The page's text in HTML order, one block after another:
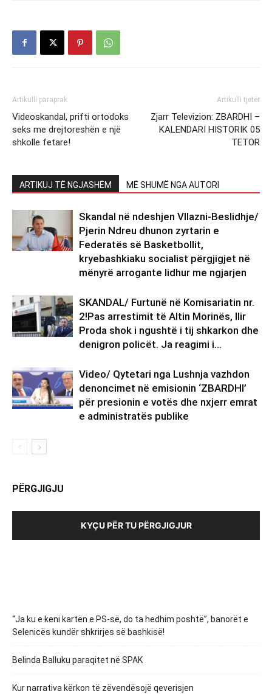
Artikulli paraprak
Videoskandal, prifti ortodoks
seks me drejtoreshën e një
shkolle fetare!
Artikulli tjetër
Zjarr Televizion: ZBARDHI –
KALENDARI HISTORIK 05
TETOR
ARTIKUJ TË NGJASHËM MË SHUMË NGA AUTORI
Skandal në ndeshjen Vllazni-Beslidhje/
Pjerin Ndreu dhunon zyrtarin e
Federatës së Basketbollit,
kryebashkiaku socialist përgjigjet në
mënyrë arrogante lidhur me ngjarjen
SKANDAL/ Furtunë në Komisariatin nr.
2!Pas arrestimit të Altin Morinës, Ilir
Proda shok i ngushtë i tij shkarkon dhe
denigron policët. Ja reagimi i...
Video/ Qytetari nga Lushnja vazhdon
denoncimet në emisionin ‘ZBARDHI’
për presionin e votës dhe nxjerr emrat
e administratës publike
PËRGJIGJU
KYÇU PËR TU PËRGJIGJUR
“Ja ku e keni kartën e PS-së, do ta hedhim poshtë”, banorët e
Selenicës kundër shkrirjes së bashkisë!
Belinda Balluku paraqitet në SPAK
Kur narrativa kërkon të zëvendësojë qeverisjen